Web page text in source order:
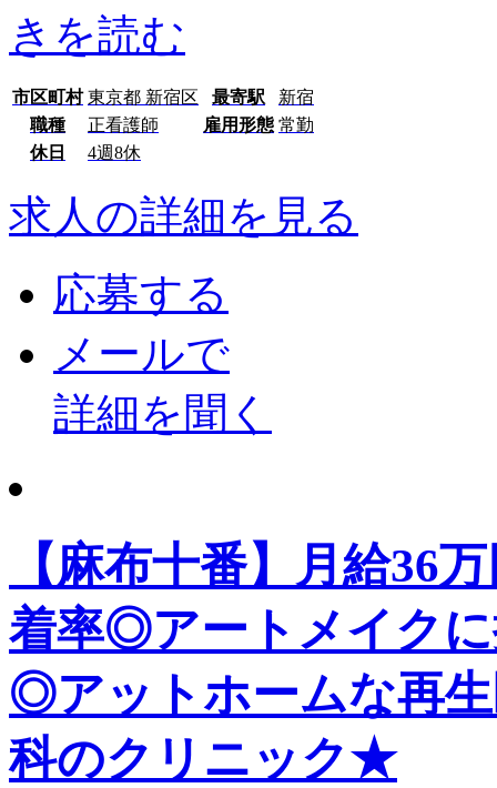
きを読む
市区町村 東京都 新宿区 最寄駅
新宿
職種
正看護師 雇用形態 常勤
休日
4週8休
求人の詳細を見る
応募する
メールで
詳細を聞く
【麻布十番】月給36
着率◎アートメイク
◎アットホームな再
科のクリニック★